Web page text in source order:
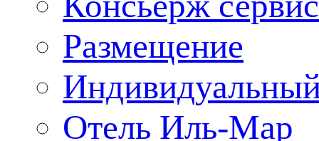
Размещение
Отель Иль-Мар